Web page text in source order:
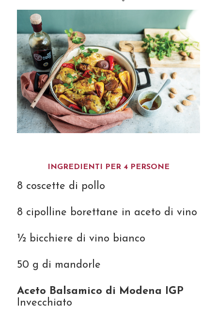
INGREDIENTI PER 4 PERSONE
8 coscette di pollo
8 cipolline borettane in aceto di vino
½ bicchiere di vino bianco
50 g di mandorle
Aceto Balsamico di Modena IGP
Invecchiato